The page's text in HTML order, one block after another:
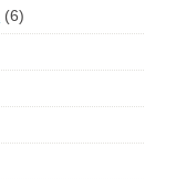
(6)